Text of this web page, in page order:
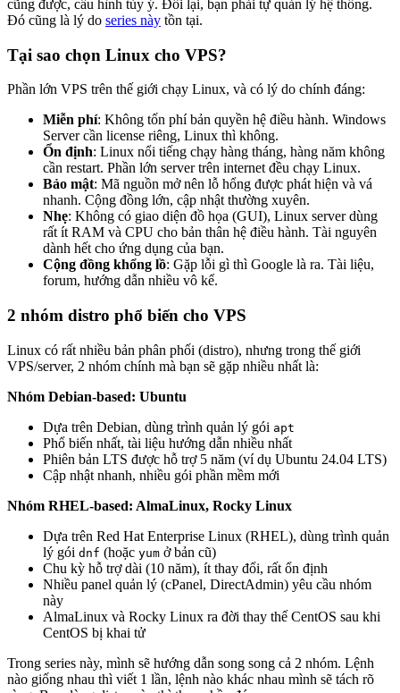
17. Hướng dẫn cấu hình Static IP trên Ubuntu và
AlmaLinux
bản đến thực tế
Nâng cao
19. Đọc log hệ thống trên Linux VPS – journalctl và
/var/log
20. Grep, Pipe và Redirect trên Linux – Xử lý text như
pro
21. Quản lý disk trên Linux VPS – kiểm tra dung lượng,
mount, lsblk, fdisk và mở rộng ổ đĩa
22. Backup VPS Linux – rsync, tar và chiến lược sao lưu
toàn diện
23. Hướng dẫn rsync dữ liệu giữa hai máy chủ không
cần mật khẩu
24. Lệnh backup/import database MySQL/PostgreSQL
trên máy chủ Linux
25. Shell Scripting cơ bản trên Linux – Tự động hóa tác
26. Tạo Bot cảnh báo đăng nhập SSH qua Telegram
27. Tạo script Monitor tài nguyên VPS và thông báo qua
28. Tạo Script khởi động lại MySQL khi bị stop trên máy
chủ Linux
30. Troubleshooting VPS Linux – Cách xủ lý sự cố VPS
phổ biến
Bảo mật
31. Tổng quan bảo mật VPS Linux – Hiểu rõ mối nguy
trước khi phòng thủ
32. Bảo vệ SSH toàn diện trên Linux VPS
33. User và Permission nâng cao trên Linux VPS – Least
Privilege
34. Firewall nâng cao trên Linux VPS – UFW và
firewalld cho production
Fail2ban
36. Cập nhật hệ thống tự động trên Linux VPS –
cũng được, cấu hình tùy ý. Đổi lại, bạn phải tự quản lý hệ thống.
Đó cũng là lý do series này tồn tại.
Tại sao chọn Linux cho VPS?
Phần lớn VPS trên thế giới chạy Linux, và có lý do chính đáng:
Miễn phí: Không tốn phí bản quyền hệ điều hành. Windows
Server cần license riêng, Linux thì không.
Ổn định: Linux nổi tiếng chạy hàng tháng, hàng năm không
cần restart. Phần lớn server trên internet đều chạy Linux.
Bảo mật: Mã nguồn mở nên lỗ hổng được phát hiện và vá
nhanh. Cộng đồng lớn, cập nhật thường xuyên.
Nhẹ: Không có giao diện đồ họa (GUI), Linux server dùng
rất ít RAM và CPU cho bản thân hệ điều hành. Tài nguyên
dành hết cho ứng dụng của bạn.
Cộng đồng khổng lồ: Gặp lỗi gì thì Google là ra. Tài liệu,
forum, hướng dẫn nhiều vô kể.
2 nhóm distro phổ biến cho VPS
Linux có rất nhiều bản phân phối (distro), nhưng trong thế giới
VPS/server, 2 nhóm chính mà bạn sẽ gặp nhiều nhất là:
Nhóm Debian-based: Ubuntu
Dựa trên Debian, dùng trình quản lý gói apt
Phổ biến nhất, tài liệu hướng dẫn nhiều nhất
Phiên bản LTS được hỗ trợ 5 năm (ví dụ Ubuntu 24.04 LTS)
Cập nhật nhanh, nhiều gói phần mềm mới
Nhóm RHEL-based: AlmaLinux, Rocky Linux
Dựa trên Red Hat Enterprise Linux (RHEL), dùng trình quản
lý gói dnf (hoặc yum ở bản cũ)
Chu kỳ hỗ trợ dài (10 năm), ít thay đổi, rất ổn định
Nhiều panel quản lý (cPanel, DirectAdmin) yêu cầu nhóm
này
AlmaLinux và Rocky Linux ra đời thay thế CentOS sau khi
CentOS bị khai tử
Trong series này, mình sẽ hướng dẫn song song cả 2 nhóm. Lệnh
nào giống nhau thì viết 1 lần, lệnh nào khác nhau mình sẽ tách rõ